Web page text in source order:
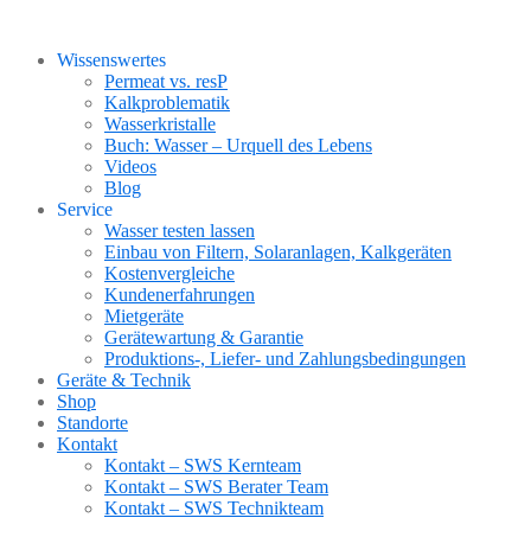
Wissenswertes
Permeat vs. resP
Kalkproblematik
Wasserkristalle
Buch: Wasser – Urquell des Lebens
Videos
Blog
Service
Wasser testen lassen
Einbau von Filtern, Solaranlagen, Kalkgeräten
Kostenvergleiche
Kundenerfahrungen
Mietgeräte
Gerätewartung & Garantie
Produktions-, Liefer- und Zahlungsbedingungen
Geräte & Technik
Shop
Standorte
Kontakt
Kontakt – SWS Kernteam
Kontakt – SWS Berater Team
Kontakt – SWS Technikteam